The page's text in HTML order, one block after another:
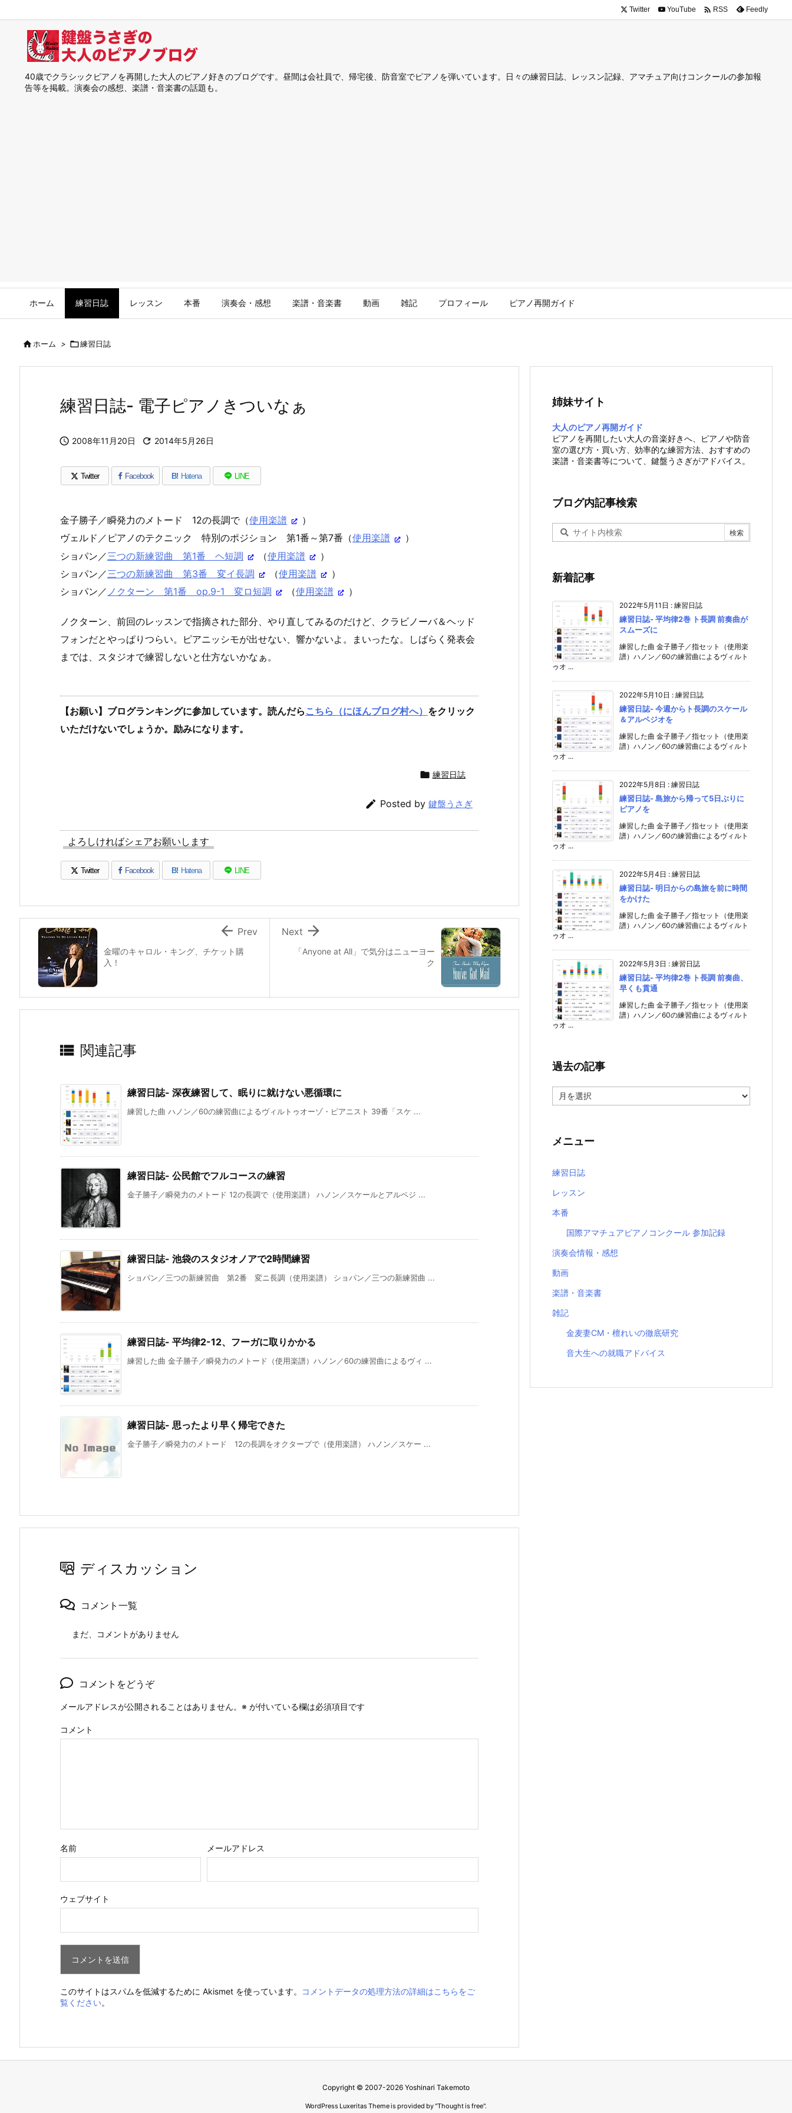
40歳でクラシックピアノを再開した大人のピアノ好きのブログです。昼間は会社員で、帰宅後、防音室でピアノを弾いています。日々の練習日誌、レッスン記録、アマチュア向けコンクールの参加報
告等を掲載。演奏会の感想、楽譜・音楽書の話題も。
ホーム 練習日誌 レッスン 本番 演奏会・感想 楽譜・音楽書 動画 雑記 プロフィール ピアノ再開ガイド
Twitter YouTube  RSS Feedly
ホーム > 練習日誌
練習日誌- 電子ピアノきついなぁ
 2008年11月20日  2014年5月26日
Twitter Facebook B! Hatena LINE
金子勝子／瞬発力のメトード 12の長調で（使用楽譜
）
ヴェルド／ピアノのテクニック 特別のポジション 第1番～第7番（使用楽譜
）
ショパン／三つの新練習曲 第1番 ヘ短調 （使用楽譜
）
ショパン／三つの新練習曲 第3番 変イ長調 （使用楽譜
）
ショパン／ ノクターン 第1番 op.9-1 変ロ短調 （使用楽譜 ）
ノクターン、前回のレッスンで指摘された部分、やり直してみるのだけど、クラビノーバ＆ヘッド
フォンだとやっぱりつらい。ピアニッシモが出せない、響かないよ。まいったな。しばらく発表会
までは、スタジオで練習しないと仕方ないかなぁ。
【お願い】ブログランキングに参加しています。読んだら こちら（にほんブログ村へ） をクリック
いただけないでしょうか。励みになります。
 練習日誌
 Posted by 鍵盤うさぎ
よろしければシェアお願いします
Twitter Facebook B! Hatena LINE
「Anyone at All」で気分はニューヨー
ク

Next
金曜のキャロル・キング、チケット購
入！
 Prev
 関連記事
練習日誌- 深夜練習して、眠りに就けない悪循環に
練習した曲 ハノン／60の練習曲によるヴィルトゥオーゾ・ピアニスト 39番「スケ ...
練習日誌- 公民館でフルコースの練習
金子勝子／瞬発力のメトード 12の長調で（使用楽譜） ハノン／スケールとアルペジ ...
練習日誌- 池袋のスタジオノアで2時間練習
ショパン／三つの新練習曲 第2番 変ニ長調（使用楽譜） ショパン／三つの新練習曲 ...
練習日誌- 平均律2-12、フーガに取りかかる
練習した曲 金子勝子／瞬発力のメトード（使用楽譜）ハノン／60の練習曲によるヴィ ...
練習日誌- 思ったより早く帰宅できた
金子勝子／瞬発力のメトード 12の長調をオクターブで（使用楽譜） ハノン／スケー ...
ディスカッション
コメント一覧
まだ、コメントがありません
コメントをどうぞ
メールアドレスが公開されることはありません。 ※ が付いている欄は必須項目です
コメント
名前 メールアドレス
ウェブサイト
このサイトはスパムを低減するために Akismet を使っています。
コメントデータの処理方法の詳細はこちらをご
覧ください。
姉妹サイト
大人のピアノ再開ガイド
ピアノを再開したい大人の音楽好きへ、ピアノや防音
室の選び方・買い方、効率的な練習方法、おすすめの
楽譜・音楽書等について、鍵盤うさぎがアドバイス。
ブログ内記事検索
新着記事
2022年5月11日 : 練習日誌
練習日誌- 平均律2巻 ト長調 前奏曲が
スムーズに
練習した曲 金子勝子／指セット（使用楽
譜）ハノン／60の練習曲によるヴィルト
ゥオ ...
2022年5月10日 : 練習日誌
練習日誌- 今週からト長調のスケール
＆アルペジオを
練習した曲 金子勝子／指セット（使用楽
譜）ハノン／60の練習曲によるヴィルト
ゥオ ...
2022年5月8日 : 練習日誌
練習日誌- 島旅から帰って5日ぶりに
ピアノを
練習した曲 金子勝子／指セット（使用楽
譜）ハノン／60の練習曲によるヴィルト
ゥオ ...
2022年5月4日 : 練習日誌
練習日誌- 明日からの島旅を前に時間
をかけた
練習した曲 金子勝子／指セット（使用楽
譜）ハノン／60の練習曲によるヴィルト
ゥオ ...
2022年5月3日 : 練習日誌
練習日誌- 平均律2巻 ト長調 前奏曲、
早くも貫通
練習した曲 金子勝子／指セット（使用楽
譜）ハノン／60の練習曲によるヴィルト
ゥオ ...
過去の記事
去
事
メニュー
練習日誌
レッスン
本番
国際アマチュアピアノコンクール 参加記録
演奏会情報・感想
動画
楽譜・音楽書
雑記
金麦妻CM・檀れいの徹底研究
音大生への就職アドバイス
Copyright © 2007-2026 Yoshinari Takemoto
WordPress Luxeritas Theme is provided by "Thought is free".